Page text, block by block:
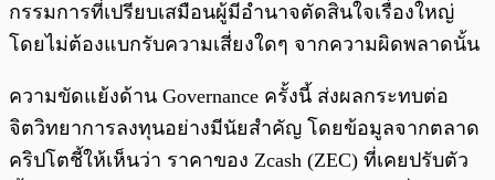
กรรมการที่เปรียบเสมือนผู้มีอำนาจตัดสินใจเรื่องใหญ่
โดยไม่ต้องแบกรับความเสี่ยงใดๆ จากความผิดพลาดนั้น
ความขัดแย้งด้าน Governance ครั้งนี้ ส่งผลกระทบต่อ
จิตวิทยาการลงทุนอย่างมีนัยสำคัญ โดยข้อมูลจากตลาด
คริปโตชี้ให้เห็นว่า ราคาของ Zcash (ZEC) ที่เคยปรับตัว